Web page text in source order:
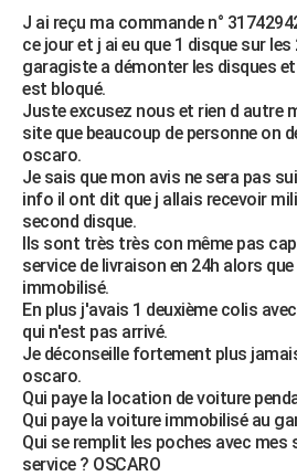
Forum
Aménagement intérieur
Extérieur
Cuisine
Salle de bains
Jardinage
Rangement
WEEK-END
Guides de France
Escapades
Patrimoine
Expositions
Musées
Week-end nature
+LIFESTYLE
Art de vivre
Bien-être
Loisirs
Mode
Modes de vie
SANTE
Alimentation
Guide de la santé
Maladies
Médicaments
Sommeil
VOYAGE
Destinations
City break
Voyage nature
Voyage de noces
Forum
Climat
+PHOTO
GUIDES D'ACHAT
BONS PLANS
Carte de Noël
Carte Bonne année
Carte Saint-Valentin
Carte Pâques
Carte d'anniversaire
DICTIONNAIRE
Dictionnaire
Biographies
Citations
Expressions
Proverbes
PROGRAMME TV
J ai reçu ma commande n°
ce jour et j ai eu que 1 disque sur
garagiste a démonter les disques
est bloqué.
Juste excusez nous et rien d autre
site que beaucoup de personne on
oscaro.
Je sais que mon avis ne sera pas
info il ont dit que j allais recevoir
second disque.
Ils sont très très con même pas
service de livraison en 24h alors
immobilisé.
En plus j'avais 1 deuxième colis
qui n'est pas arrivé.
Je déconseille fortement plus
oscaro.
Qui paye la location de voiture
Qui paye la voiture immobilisé au
Qui se remplit les poches avec
service ? OSCARO